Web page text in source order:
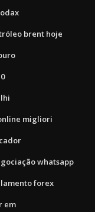
brent hoje
migliori
whatsapp
forex
em